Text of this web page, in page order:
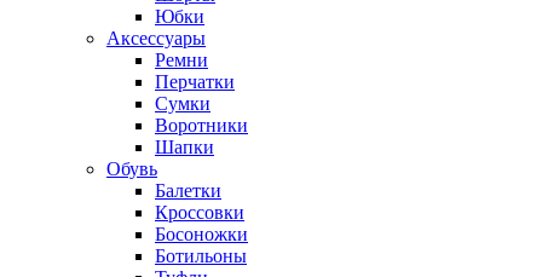
Юбки
Аксессуары
Ремни
Перчатки
Сумки
Воротники
Шапки
Обувь
Балетки
Кроссовки
Босоножки
Ботильоны